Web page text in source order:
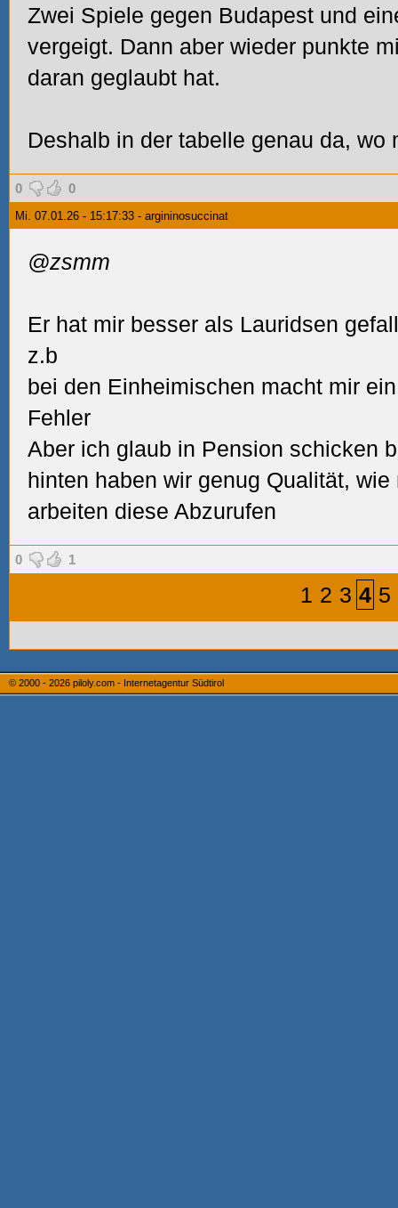
Zwei Spiele gegen Budapest und
vergeigt. Dann aber wieder punkte
daran geglaubt hat.
Deshalb in der tabelle genau da, wo
0 0
Mi. 07.01.26 - 15:17:33 - argininosuccinat
@zsmm
Er hat mir besser als Lauridsen
z.b
bei den Einheimischen macht mir
Fehler
Aber ich glaub in Pension schicken
hinten haben wir genug Qualität,
arbeiten diese Abzurufen
0 1
1 2 3 4 5
© 2000 - 2026 piloly.com - Internetagentur Südtirol